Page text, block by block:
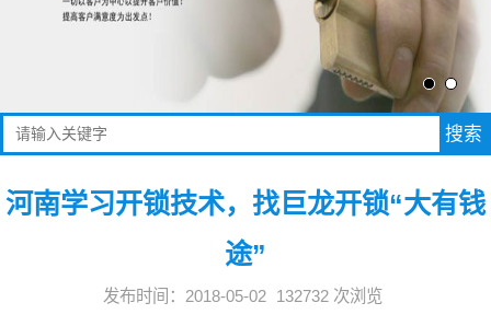
河南学习开锁技术，找巨龙开锁“大有钱
途”
发布时间：2018-05-02 132732 次浏览